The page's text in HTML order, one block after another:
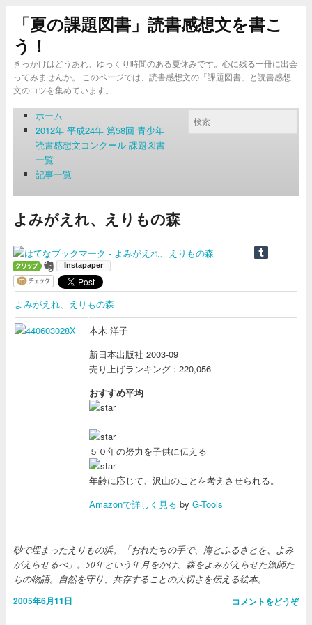
「夏の課題図書」読書感想文を書こ
う！
きっかけはどうあれ、ゆっくり時間のある夏休みです。心に残る一冊に出会
ってみませんか。 このページでは、読書感想文の「課題図書」と読書感想
文のコツを集めています。
ホーム
2012年 平成24年 第58回 青少年
読書感想文コンクール 課題図書
一覧
記事一覧
よみがえれ、えりもの森
よみがえれ、えりもの森
本木 洋子
新日本出版社 2003-09
売り上げランキング : 220,056
おすすめ平均
５０年の努力を子供に伝える
年齢に応じて、沢山のことを考えさせられる。
Amazonで詳しく見る by G-Tools
砂で埋まったえりもの浜。「おれたちの手で、海とふるさとを、よみ
がえらせるべ」。50年という年月をかけ、森をよみがえらせた漁師た
ちの物語。自然を守り、共存することの大切さを伝える絵本。
2005年6月11日 コメントをどうぞ